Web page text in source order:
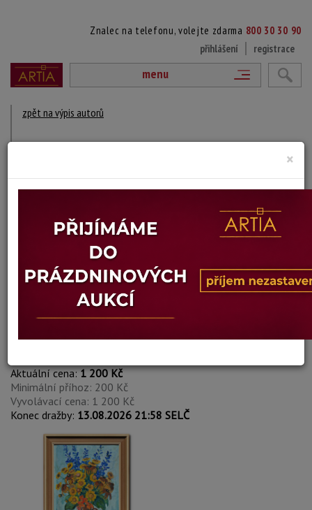
Znalec na telefonu, volejte zdarma 800 30 30 90
přihlášení
registrace
menu
zpět na výpis autorů
1912 Ostrava - ?
DÍLA V AUKCÍCH
Marie Jaňourová Bubelová
237. KYTICE VE DŽBÁNU
Aktuální cena:1 200 Kč
Minimální příhoz: 200 Kč
Vyvolávací cena: 1 200 Kč
Konec dražby: 13.08.2026 21:58 SELČ
×